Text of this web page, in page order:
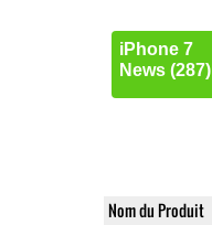
iPhone 7
News (287)
Nom du Produit